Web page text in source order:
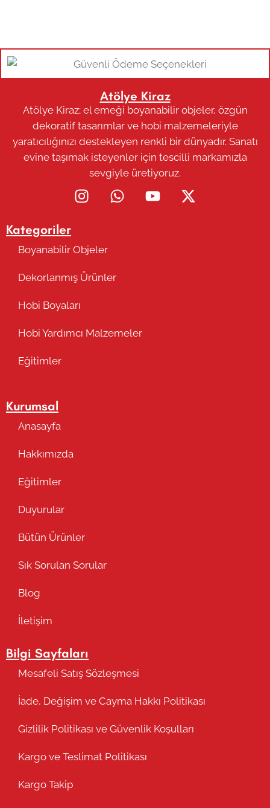
Atölye Kiraz
Atölye Kiraz; el emeği boyanabilir objeler, özgün
dekoratif tasarımlar ve hobi malzemeleriyle
yaratıcılığınızı destekleyen renkli bir dünyadır. Sanatı
evine taşımak isteyenler için tescilli markamızla
sevgiyle üretiyoruz.
Kategoriler
Boyanabilir Objeler
Dekorlanmış Ürünler
Hobi Boyaları
Hobi Yardımcı Malzemeler
Eğitimler
Kurumsal
Anasayfa
Hakkımızda
Eğitimler
Duyurular
Bütün Ürünler
Sık Sorulan Sorular
Blog
İletişim
Bilgi Sayfaları
Mesafeli Satış Sözleşmesi
İade, Değişim ve Cayma Hakkı Politikası
Gizlilik Politikası ve Güvenlik Koşulları
Kargo ve Teslimat Politikası
Kargo Takip